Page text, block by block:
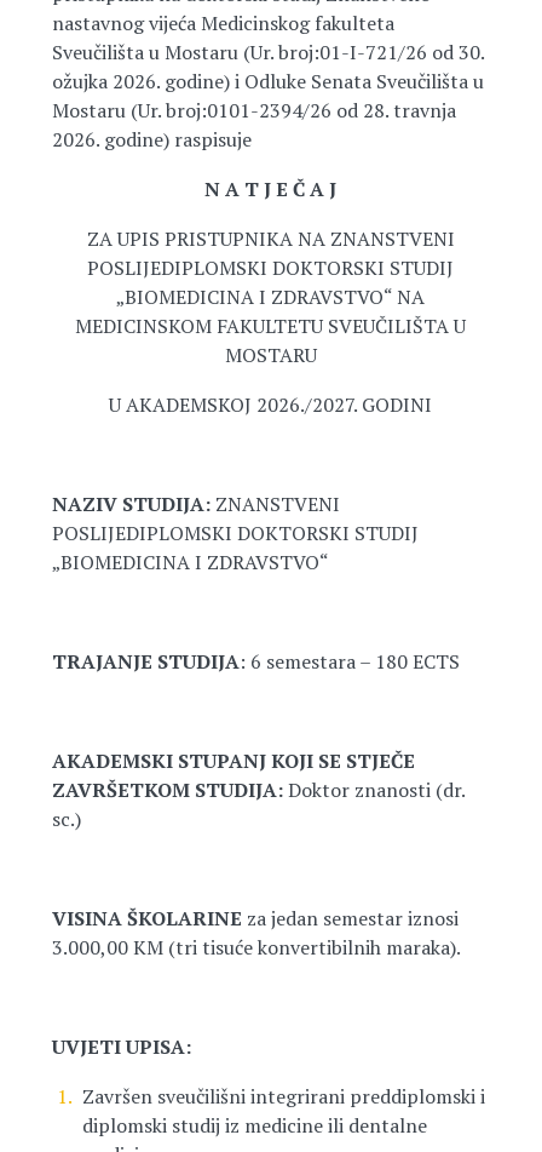
nastavnog vijeća Medicinskog fakulteta
Sveučilišta u Mostaru (Ur. broj:01-I-721/26 od 30.
ožujka 2026. godine) i Odluke Senata Sveučilišta u
Mostaru (Ur. broj:0101-2394/26 od 28. travnja
2026. godine) raspisuje
N A T J E Č A J
ZA UPIS PRISTUPNIKA NA ZNANSTVENI
POSLIJEDIPLOMSKI DOKTORSKI STUDIJ
„BIOMEDICINA I ZDRAVSTVO“ NA
MEDICINSKOM FAKULTETU SVEUČILIŠTA U
MOSTARU
U AKADEMSKOJ 2026./2027. GODINI
NAZIV STUDIJA:ZNANSTVENI
POSLIJEDIPLOMSKI DOKTORSKI STUDIJ
„BIOMEDICINA I ZDRAVSTVO“
TRAJANJE STUDIJA: 6 semestara – 180 ECTS
AKADEMSKI STUPANJ KOJI SE STJEČE
ZAVRŠETKOM STUDIJA:Doktor znanosti (dr.
sc.)
VISINA ŠKOLARINE za jedan semestar iznosi
3.000,00 KM (tri tisuće konvertibilnih maraka).
UVJETI UPISA:
Završen sveučilišni integrirani preddiplomski i
diplomski studij iz medicine ili dentalne